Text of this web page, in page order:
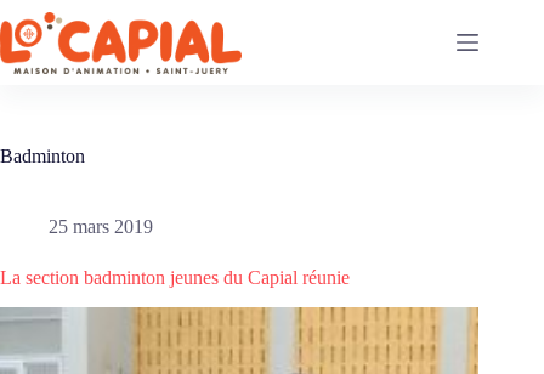
Passer
au
contenu
Badminton
25 mars 2019
La section badminton jeunes du Capial réunie